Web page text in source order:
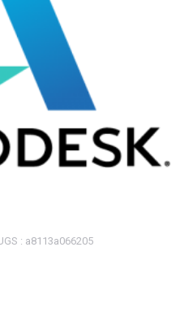
: a8113a066205